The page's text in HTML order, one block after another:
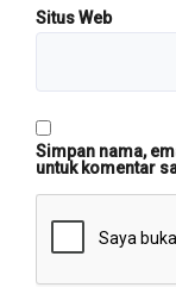
Situs Web
Simpan nama,
untuk komentar